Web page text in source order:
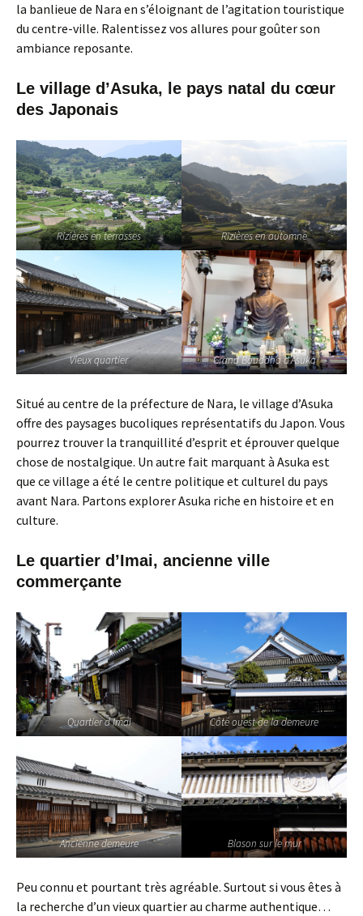
la banlieue de Nara en s’éloignant de l’agitation touristique
du centre-ville. Ralentissez vos allures pour goûter son
ambiance reposante.
Le village d’Asuka, le pays natal du cœur
des Japonais
Rizières en terrasses Rizières en automne
Vieux quartier Grand Bouddha d’Asuka
Situé au centre de la préfecture de Nara, le village d’Asuka
offre des paysages bucoliques représentatifs du Japon. Vous
pourrez trouver la tranquillité d’esprit et éprouver quelque
chose de nostalgique. Un autre fait marquant à Asuka est
que ce village a été le centre politique et culturel du pays
avant Nara. Partons explorer Asuka riche en histoire et en
culture.
Le quartier d’Imai, ancienne ville
commerçante
Quartier d Imai Côté ouest de la demeure
Ancienne demeure Blason sur le mur
Peu connu et pourtant très agréable. Surtout si vous êtes à
la recherche d’un vieux quartier au charme authentique…